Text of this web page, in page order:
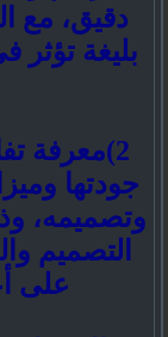
دقيق، مع
بليغة
2)معرفة
جودتها
وتصميمه،
التصميم
على